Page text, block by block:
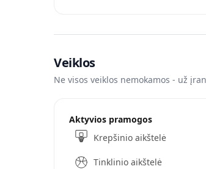
Veiklos
Ne visos veiklos nemokamos - už
Aktyvios pramogos
Krepšinio aikštelė
Tinklinio aikštelė